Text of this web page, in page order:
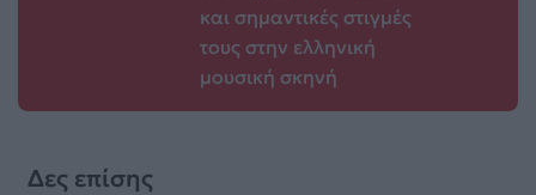
και σημαντικές στιγμές
τους στην ελληνική
μουσική σκηνή
Δες επίσης